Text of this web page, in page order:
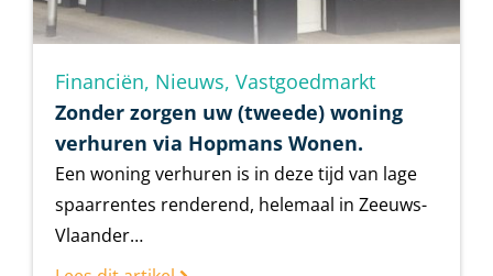
Financiën, Nieuws, Vastgoedmarkt
Zonder zorgen uw (tweede) woning
verhuren via Hopmans Wonen.
Een woning verhuren is in deze tijd van lage
spaarrentes renderend, helemaal in Zeeuws-
Vlaander…